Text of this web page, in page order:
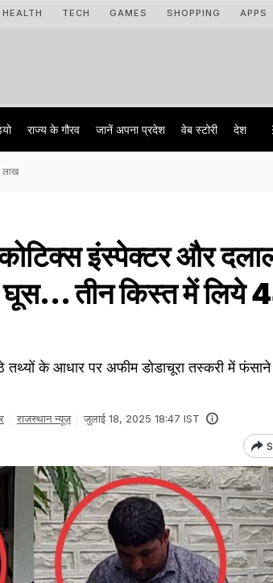
HEALTH TECH GAMES SHOPPING APPS
राज्‍य के गौरव जानें अपना प्रदेश वेब स्टोरी देश
लाख
इंस्पेक्टर और
घूस... तीन किस्त में लिये
के आधार पर अफीम डोडाचूरा तस्करी में
राजस्थान न्यूज़ जुलाई 18, 2025 18:47 IST